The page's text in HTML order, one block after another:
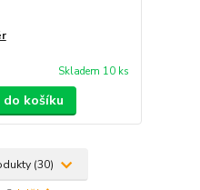
Skladem 10 ks
košíku
(30)